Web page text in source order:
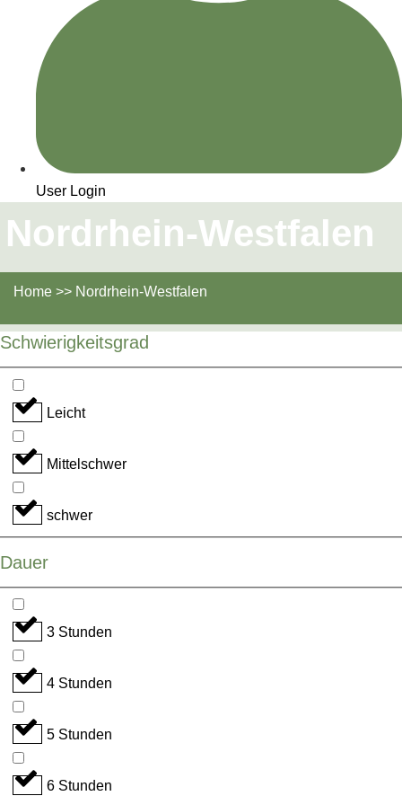
User Login
Nordrhein-Westfalen
Home >> Nordrhein-Westfalen
Schwierigkeitsgrad
Leicht
Mittelschwer
schwer
Dauer
3 Stunden
4 Stunden
5 Stunden
6 Stunden